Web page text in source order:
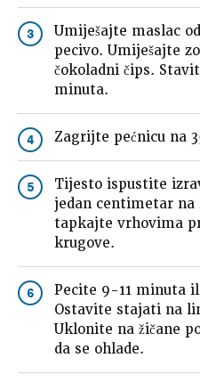
3
Umiješajte maslac
pecivo. Umiješajte
čokoladni čips.
minuta.
4 Zagrijte pećnicu na
5
Tijesto ispustite
jedan centimetar na
tapkajte vrhovima
krugove.
6
Pecite 9-11 minuta
Ostavite stajati na
Uklonite na žičane
da se ohlade.